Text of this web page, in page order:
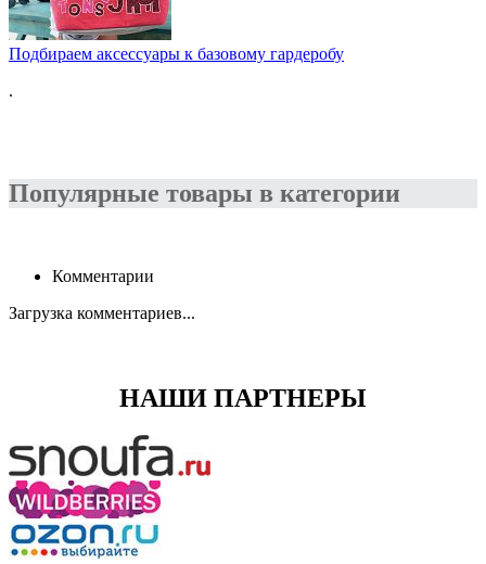
Подбираем аксессуары к базовому гардеробу
.
Популярные товары в категории
Комментарии
Загрузка комментариев...
НАШИ ПАРТНЕРЫ